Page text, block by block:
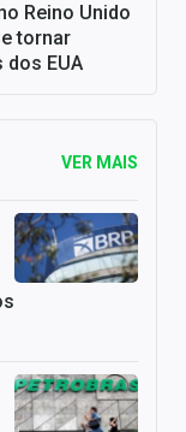
Reino Unido
tornar
dos EUA
VER MAIS